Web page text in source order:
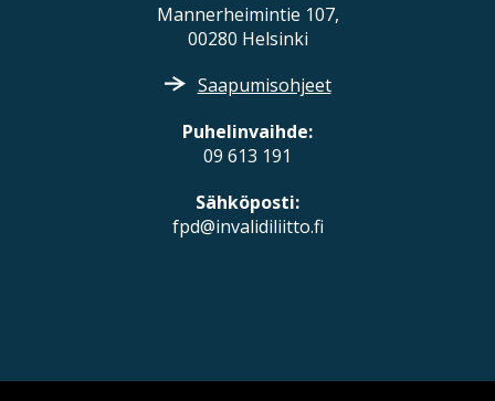
Mannerheimintie 107,
00280 Helsinki
Saapumisohjeet
Puhelinvaihde:
09 613 191
Sähköposti:
fpd@invalidiliitto.fi